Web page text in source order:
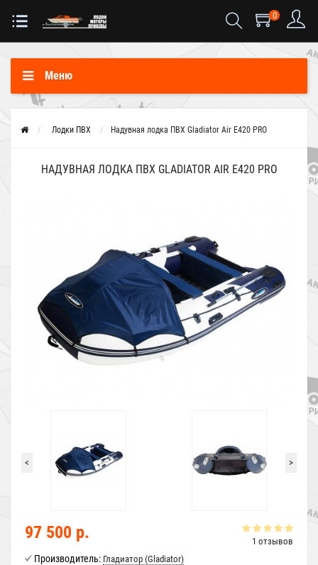
0
Меню
Лодки ПВХ Надувная лодка ПВХ Gladiator Air E420 PRO
НАДУВНАЯ ЛОДКА ПВХ GLADIATOR AIR E420 PRO
< >
1 отзывов
97 500 р.
Производитель: Гладиатор (Gladiator)